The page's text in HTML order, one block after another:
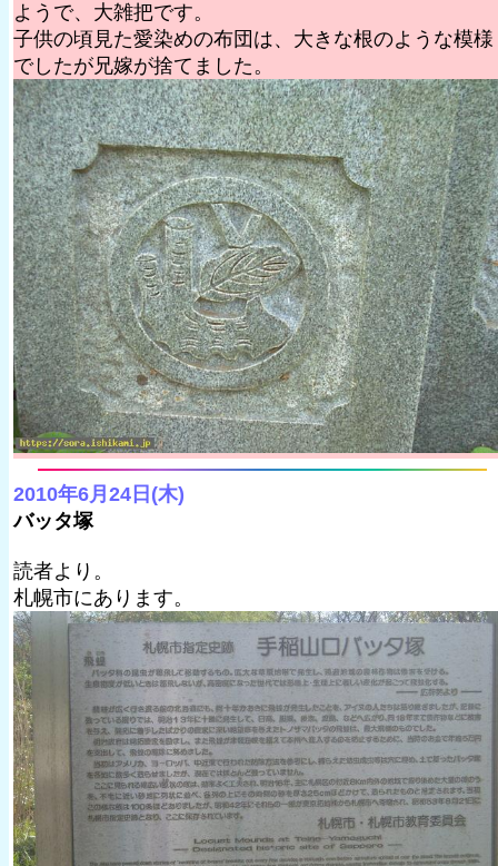
ようで、大雑把です。
子供の頃見た愛染めの布団は、大きな根のような模様
でしたが兄嫁が捨てました。
2010年6月24日(木)
バッタ塚
読者より。
札幌市にあります。